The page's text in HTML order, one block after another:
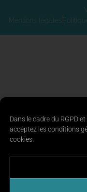
Dans le cadre du RGPD
acceptez les conditions
cookies.
Mentions légales